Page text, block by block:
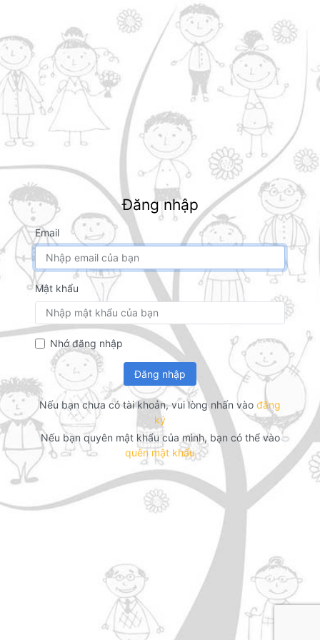
Đăng nhập
Email
Mật khẩu
Nhớ đăng nhập
Đăng nhập
Nếu bạn chưa có tài khoản, vui lòng nhấn vào đăng
ký
Nếu bạn quyên mật khẩu của mình, bạn có thể vào
quên mật khẩu